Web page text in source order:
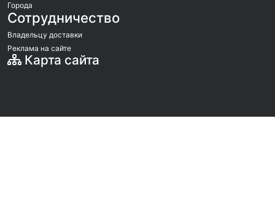
Города
Сотрудничество
Владельцу доставки
Реклама на сайте
Карта сайта